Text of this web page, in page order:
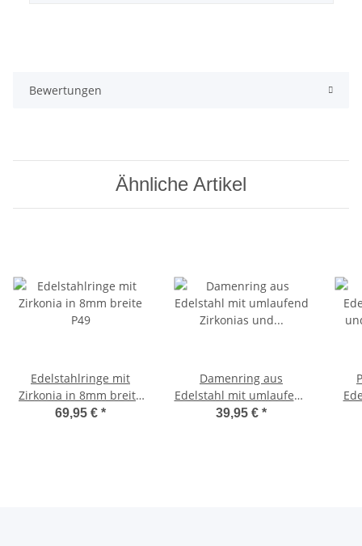
Bewertungen
Ähnliche Artikel
Edelstahlringe mit
Zirkonia in 8mm breite
P49
69,95 € *
Damenring aus
Edelstahl mit umlaufend
Zirkonias und Gravur
39,95 € *